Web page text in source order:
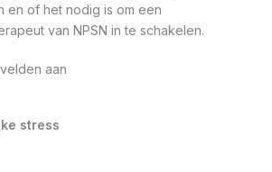
en of het nodig is om een
van NPSN in te schakelen.
aan
stress